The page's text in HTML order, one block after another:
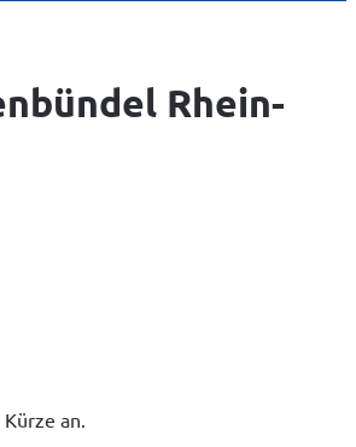
Rhein-
an.